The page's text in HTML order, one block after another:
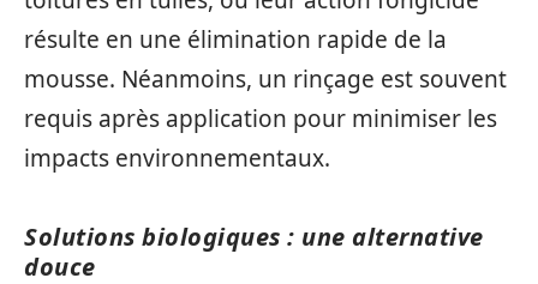
résulte en une élimination rapide de la
mousse. Néanmoins, un rinçage est souvent
requis après application pour minimiser les
impacts environnementaux.
Solutions biologiques : une alternative
douce